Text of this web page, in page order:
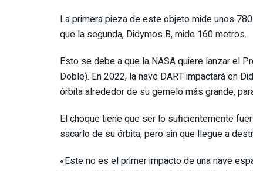
La primera pieza de este objeto mide unos
que la segunda, Didymos B, mide 160 metros.
Esto se debe a que la NASA quiere lanzar el
Doble). En 2022, la nave DART impactará en
órbita alrededor de su gemelo más grande,
El choque tiene que ser lo suficientemente
sacarlo de su órbita, pero sin que llegue a
«Este no es el primer impacto de una nave